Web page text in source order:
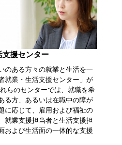
支援センター
のある方々の就業と生活を一
就業・生活支援センター」が
らのセンターでは、就職を希
る方、あるいは在職中の障が
に応じて、雇用および福祉の
就業支援担当者と生活支援担
および生活面の一体的な支援